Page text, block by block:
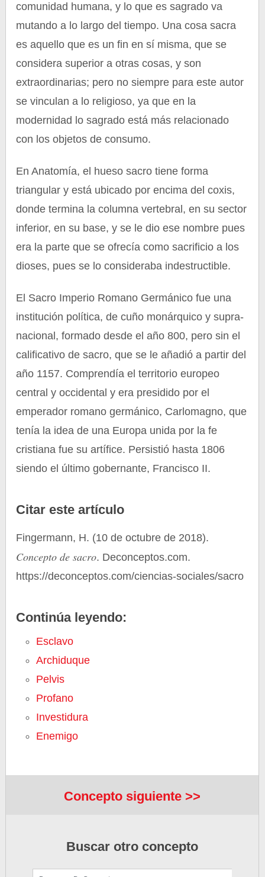
comunidad humana, y lo que es sagrado va
mutando a lo largo del tiempo. Una cosa sacra
es aquello que es un fin en sí misma, que se
considera superior a otras cosas, y son
extraordinarias; pero no siempre para este autor
se vinculan a lo religioso, ya que en la
modernidad lo sagrado está más relacionado
con los objetos de consumo.
En Anatomía, el hueso sacro tiene forma
triangular y está ubicado por encima del coxis,
donde termina la columna vertebral, en su sector
inferior, en su base, y se le dio ese nombre pues
era la parte que se ofrecía como sacrificio a los
dioses, pues se lo consideraba indestructible.
El Sacro Imperio Romano Germánico fue una
institución política, de cuño monárquico y supra-
nacional, formado desde el año 800, pero sin el
calificativo de sacro, que se le añadió a partir del
año 1157. Comprendía el territorio europeo
central y occidental y era presidido por el
emperador romano germánico, Carlomagno, que
tenía la idea de una Europa unida por la fe
cristiana fue su artífice. Persistió hasta 1806
siendo el último gobernante, Francisco II.
Citar este artículo
Fingermann, H. (10 de octubre de 2018).
Concepto de sacro. Deconceptos.com.
https://deconceptos.com/ciencias-sociales/sacro
Continúa leyendo:
Esclavo
Archiduque
Pelvis
Profano
Investidura
Enemigo
Concepto siguiente >>
Buscar otro concepto